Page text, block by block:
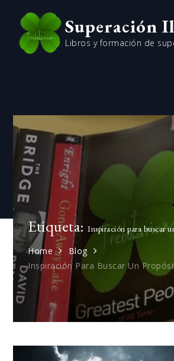
content
Superación
Libros y formación de
Etiqueta:Inspiración para buscar
Home
Blog
Inspiración Para Buscar Un